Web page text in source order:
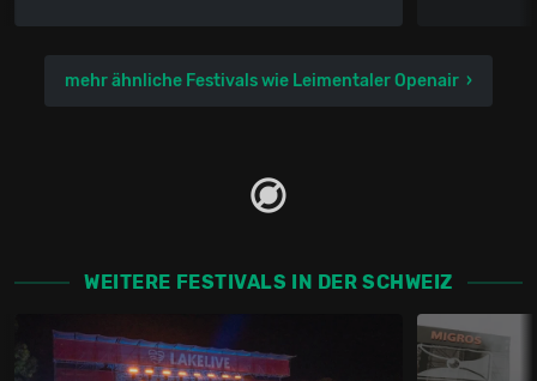
mehr ähnliche Festivals wie Leimentaler Openair
WEITERE FESTIVALS IN DER SCHWEIZ